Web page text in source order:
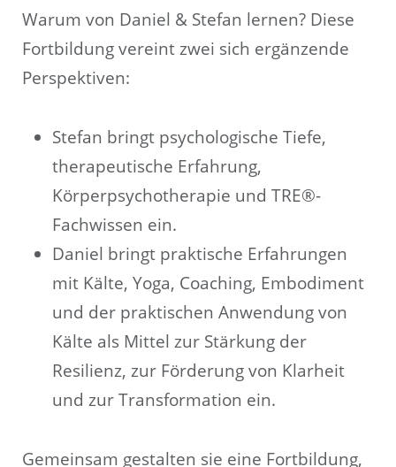
Warum von Daniel & Stefan lernen? Diese
Fortbildung vereint zwei sich ergänzende
Perspektiven:
Stefan bringt psychologische Tiefe,
therapeutische Erfahrung,
Körperpsychotherapie und TRE®-
Fachwissen ein.
Daniel bringt praktische Erfahrungen
mit Kälte, Yoga, Coaching, Embodiment
und der praktischen Anwendung von
Kälte als Mittel zur Stärkung der
Resilienz, zur Förderung von Klarheit
und zur Transformation ein.
Gemeinsam gestalten sie eine Fortbildung,